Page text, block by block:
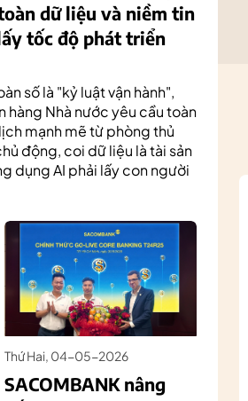
dữ liệu và niềm tin
tốc độ phát triển
số là "kỷ luật vận hành",
hàng Nhà nước yêu cầu toàn
mạnh mẽ từ phòng thủ
động, coi dữ liệu là tài sản
dụng AI phải lấy con người
Thứ Hai, 04-05-2026
SACOMBANK nâng